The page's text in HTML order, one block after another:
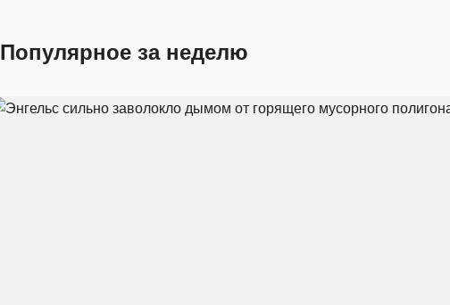
Популярное за неделю